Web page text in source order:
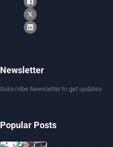
Newsletter
Subscribe Newsletter to get updates
Popular Posts